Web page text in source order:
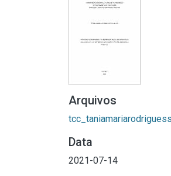
Arquivos
Data
2021-07-14